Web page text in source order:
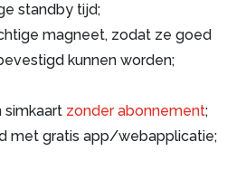
standby tijd;
magneet, zodat ze goed
kunnen worden;
simkaart zonder abonnement;
met gratis app/webapplicatie;